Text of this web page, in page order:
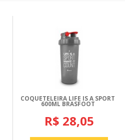
COQUETELEIRA LIFE IS A SPORT
600ML BRASFOOT
R$ 28,05